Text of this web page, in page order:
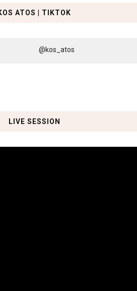
ATOS | TIKTOK
@kos_atos
LIVE SESSION